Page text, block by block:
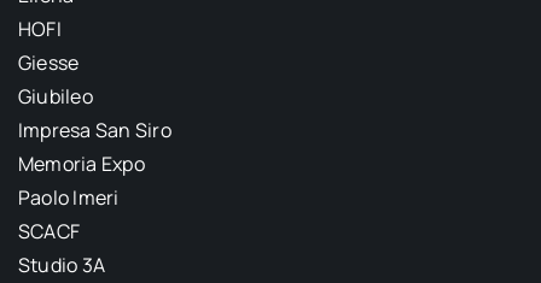
HOFI
Giesse
Giubileo
Impresa San Siro
Memoria Expo
Paolo Imeri
SCACF
Studio 3A